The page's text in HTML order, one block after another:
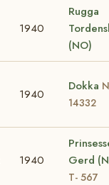
1940
Rugga
(NO)
1940
Dokka N
14332
1940
Gerd
T- 567